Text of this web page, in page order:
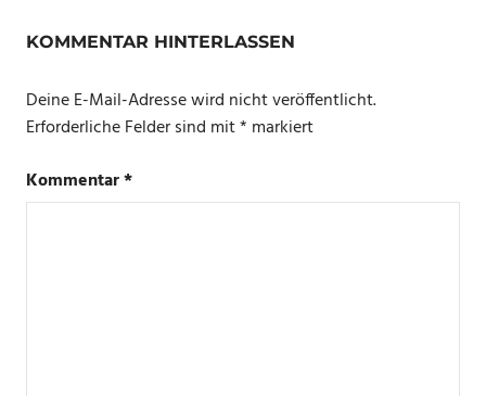
KOMMENTAR HINTERLASSEN
Deine E-Mail-Adresse wird nicht veröffentlicht.
Erforderliche Felder sind mit* markiert
Kommentar*